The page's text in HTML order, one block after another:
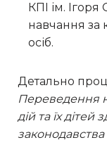
КПІ ім.
навчання
осіб.
Детально
Переведення
дій та їх дітей
законодавства